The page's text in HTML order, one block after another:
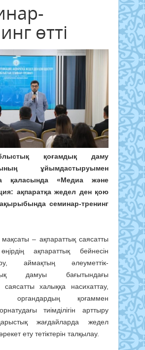
өтті
қоғамдық даму
ұйымдастыруымен
қаласында «Медиа және
ақпаратқа жедел ден қою
семинар-тренинг
– ақпараттық саясатты
ақпараттық бейнесін
аймақтың әлеуметтік-
дамуы бағытындағы
саясатты халыққа насихаттау,
органдардың қоғаммен
тиімділігін арттыру
жағдайларда жедел
ету тетіктерін талқылау.